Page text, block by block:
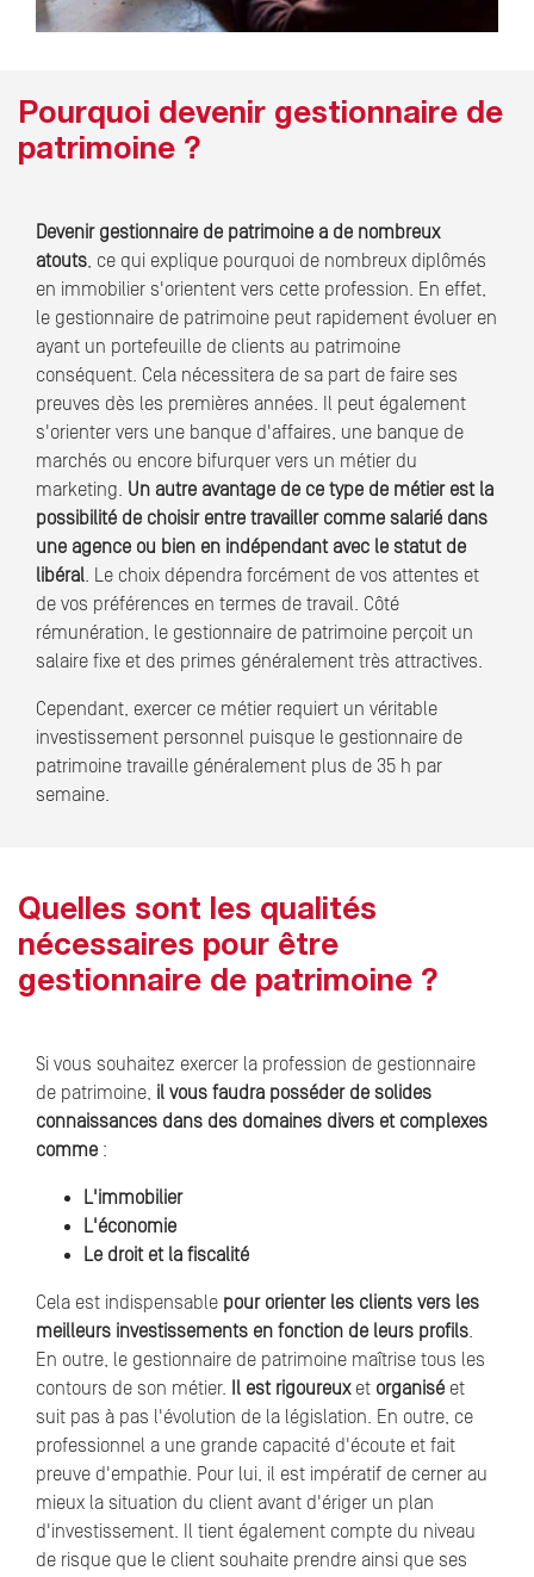
Pourquoi devenir gestionnaire de
patrimoine ?
Devenir gestionnaire de patrimoine a de nombreux
atouts, ce qui explique pourquoi de nombreux diplômés
en immobilier s'orientent vers cette profession. En effet,
le gestionnaire de patrimoine peut rapidement évoluer en
ayant un portefeuille de clients au patrimoine
conséquent. Cela nécessitera de sa part de faire ses
preuves dès les premières années. Il peut également
s'orienter vers une banque d'affaires, une banque de
marchés ou encore bifurquer vers un métier du
marketing. Un autre avantage de ce type de métier est la
possibilité de choisir entre travailler comme salarié dans
une agence ou bien en indépendant avec le statut de
libéral. Le choix dépendra forcément de vos attentes et
de vos préférences en termes de travail. Côté
rémunération, le gestionnaire de patrimoine perçoit un
salaire fixe et des primes généralement très attractives.
Cependant, exercer ce métier requiert un véritable
investissement personnel puisque le gestionnaire de
patrimoine travaille généralement plus de 35 h par
semaine.
Quelles sont les qualités
nécessaires pour être
gestionnaire de patrimoine ?
Si vous souhaitez exercer la profession de gestionnaire
de patrimoine, il vous faudra posséder de solides
connaissances dans des domaines divers et complexes
comme :
L'immobilier
L'économie
Le droit et la fiscalité
Cela est indispensable pour orienter les clients vers les
meilleurs investissements en fonction de leurs profils.
En outre, le gestionnaire de patrimoine maîtrise tous les
contours de son métier. Il est rigoureuxet organisé et
suit pas à pas l'évolution de la législation. En outre, ce
professionnel a une grande capacité d'écoute et fait
preuve d'empathie. Pour lui, il est impératif de cerner au
mieux la situation du client avant d'ériger un plan
d'investissement. Il tient également compte du niveau
de risque que le client souhaite prendre ainsi que ses